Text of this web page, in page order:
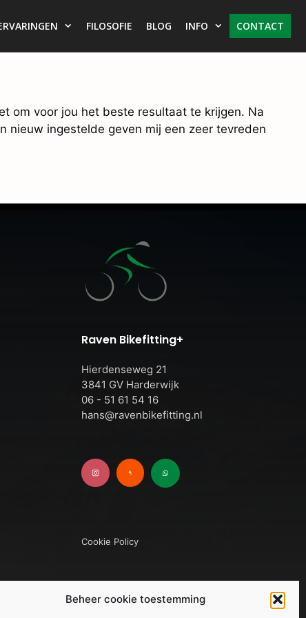
Beheer cookie toestemming
FILOSOFIE BLOG INFO CONTACT
om voor jou het beste resultaat te krijgen. Na
nieuw ingestelde geven mij een zeer tevreden
Raven Bikefitting+
Hierdenseweg 21
3841 GV Harderwijk
06 - 51 61 54 16
hans@ravenbikefitting.nl
Cookie Policy
| 3841 GV | Harderwijk